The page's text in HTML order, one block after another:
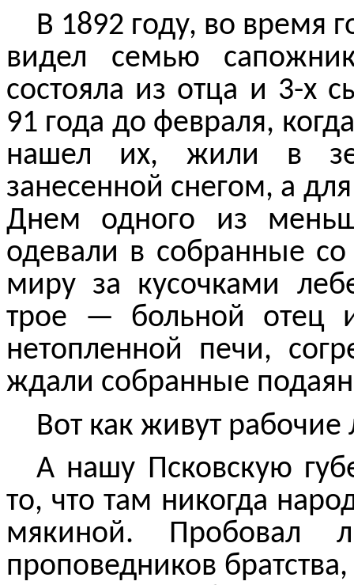
В 1892 году, во время
видел семью
состояла из отца и 3-х
91 года до февраля,
нашел их, жили в
занесенной снегом, а
Днем одного из
одевали в собранные
миру за кусочками
трое — больной отец
нетопленной печи,
ждали собранные
Вот как живут
А нашу Псковскую
то, что там никогда
мякиной. Пробовал
проповедников